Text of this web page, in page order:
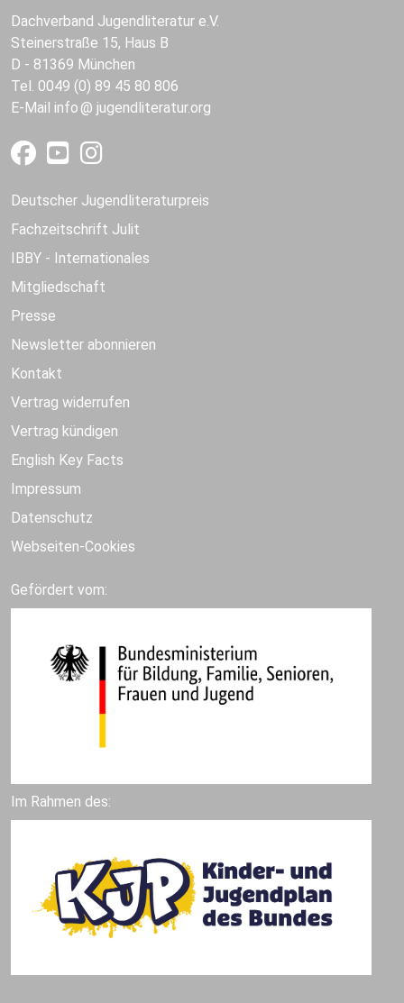
Dachverband Jugendliteratur e.V.
Steinerstraße 15, Haus B
D - 81369 München
Tel. 0049 (0) 89 45 80 806
E-Mail info jugendliteratur.org
Deutscher Jugendliteraturpreis
Fachzeitschrift Julit
IBBY - Internationales
Mitgliedschaft
Presse
Newsletter abonnieren
Kontakt
Vertrag widerrufen
Vertrag kündigen
English Key Facts
Impressum
Datenschutz
Webseiten-Cookies
Gefördert vom:
Im Rahmen des: